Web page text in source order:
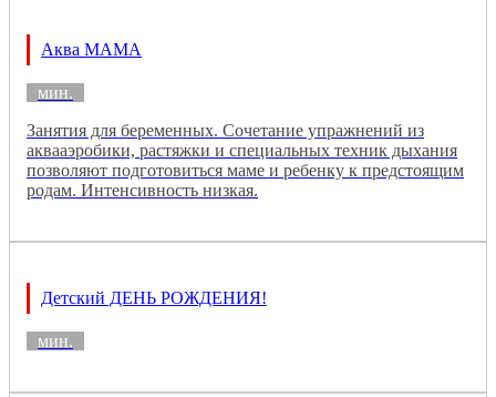
Аква МАМА
мин.
Занятия для беременных. Сочетание упражнений из
аквааэробики, растяжки и специальных техник дыхания
позволяют подготовиться маме и ребенку к предстоящим
родам. Интенсивность низкая.
Детский ДЕНЬ РОЖДЕНИЯ!
мин.